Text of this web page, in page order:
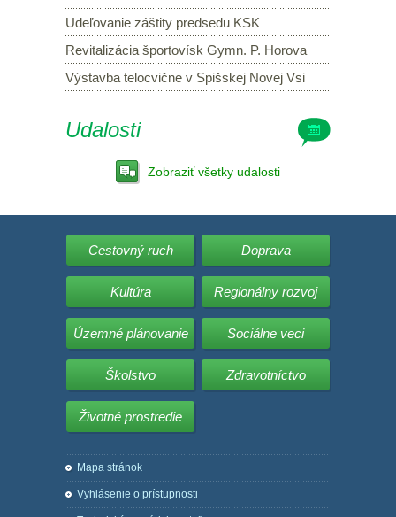
Udeľovanie záštity predsedu KSK
Revitalizácia športovísk Gymn. P. Horova
Výstavba telocvične v Spišskej Novej Vsi
Udalosti
Zobraziť všetky udalosti
Cestovný ruch Doprava
Kultúra Regionálny rozvoj
Územné plánovanie Sociálne veci
Školstvo Zdravotníctvo
Životné prostredie
Mapa stránok
Vyhlásenie o prístupnosti